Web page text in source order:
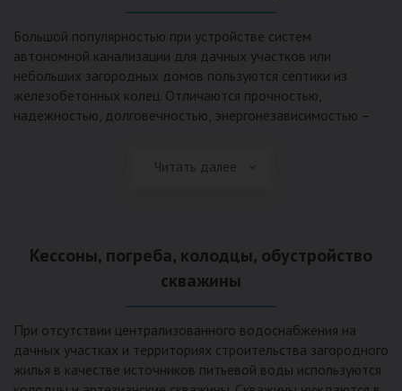
Большой популярностью при устройстве систем
автономной канализации для дачных участков или
небольших загородных домов пользуются септики из
железобетонных колец. Отличаются прочностью,
надежностью, долговечностью, энергонезависимостью –
ж/б колец состоят из нескольких камер, соединенных
септики требуют периодической очистки ассенизаторской
Читать далее
Кессоны, погреба, колодцы, обустройство
скважины
При отсутствии централизованного водоснабжения на
дачных участках и территориях строительства загородного
жилья в качестве источников питьевой воды используются